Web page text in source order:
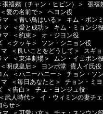
禧嬪（チャン・ヒビン）＞ 張禧
愛の名前で＞ ヘヨン役
＜青い鳥はいる＞ キム・ボン
＜愛と成功＞ キム・ミョンジ
＜約束＞ オ・ジヨン役
クッキ＞ ソン・シニョン役
いことをどうして＞ スギョ
＜東洋劇場＞ ムン・イェボン
成皇后＞ ヨンボ堂 貴人イ氏役
＜ハニーハニー＞ チョン・ソ
日あなたと＞ チョン・ミヨ
告白＞ チェ・ヨンジュ役
代＞ イ・ウィミンの妻チェ
せ＞